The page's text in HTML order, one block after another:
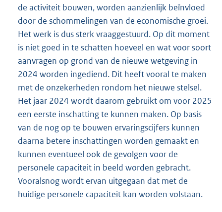
de activiteit bouwen, worden aanzienlijk beïnvloed
door de schommelingen van de economische groei.
Het werk is dus sterk vraaggestuurd. Op dit moment
is niet goed in te schatten hoeveel en wat voor soort
aanvragen op grond van de nieuwe wetgeving in
2024 worden ingediend. Dit heeft vooral te maken
met de onzekerheden rondom het nieuwe stelsel.
Het jaar 2024 wordt daarom gebruikt om voor 2025
een eerste inschatting te kunnen maken. Op basis
van de nog op te bouwen ervaringscijfers kunnen
daarna betere inschattingen worden gemaakt en
kunnen eventueel ook de gevolgen voor de
personele capaciteit in beeld worden gebracht.
Vooralsnog wordt ervan uitgegaan dat met de
huidige personele capaciteit kan worden volstaan.